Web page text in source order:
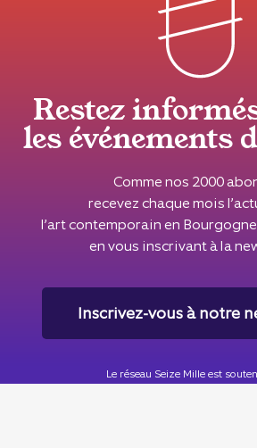
Restez
les événements
Comme nos 2000
recevez chaque mois
l’art contemporain en
en vous inscrivant à la
Inscrivez-vous à notre
Le réseau Seize Mille est